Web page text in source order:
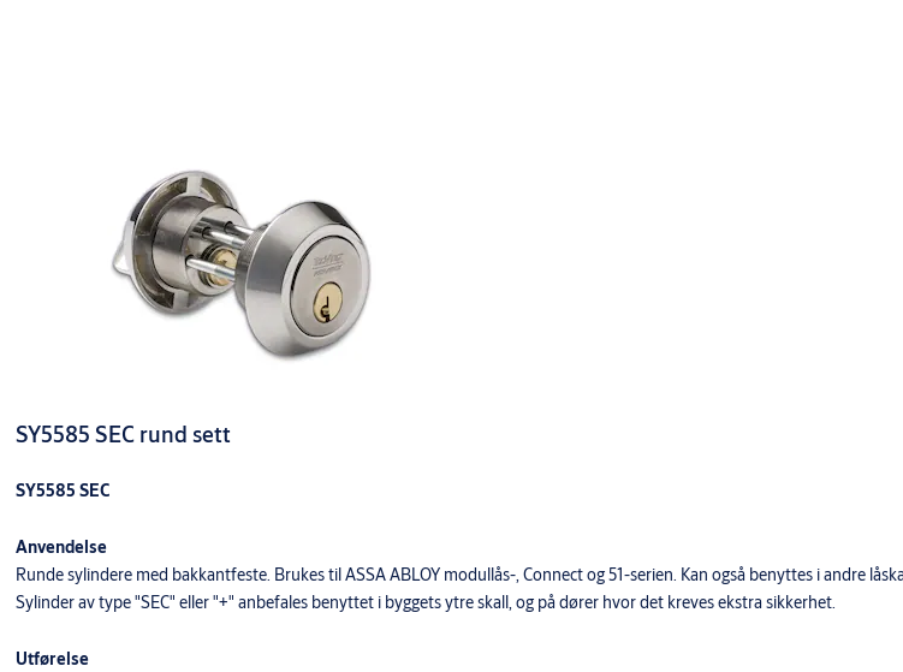
SY5585 SEC rund sett
SY5585 SEC
Anvendelse
Runde sylindere med bakkantfeste. Brukes til ASSA ABLOY modullås-, Connect og 51-serien. Kan også benyttes i andre
Sylinder av type "SEC" eller "+" anbefales benyttet i byggets ytre skall, og på dører hvor det kreves ekstra sikkerhet.
Utførelse